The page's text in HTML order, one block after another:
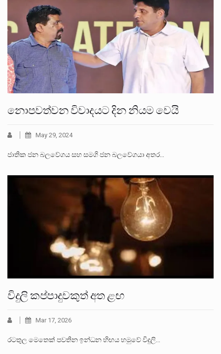
නොපවත්වන විවාදයට දින නියම වෙයි
May 29, 2024
ජාතික ජන බලවේගය සහ සමගි ජන බලවේගයා අතර…
විදුලි කප්පාදුවකුත් අත ළඟ
Mar 17, 2026
රටතුල මෙතෙක් පවතින ඉන්ධන හිඟය හමුවේ විදුලි…